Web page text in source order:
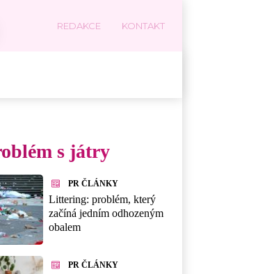
REDAKCE KONTAKT
s játry
PR ČLÁNKY
Littering: problém, který
začíná jedním odhozeným
obalem
PR ČLÁNKY